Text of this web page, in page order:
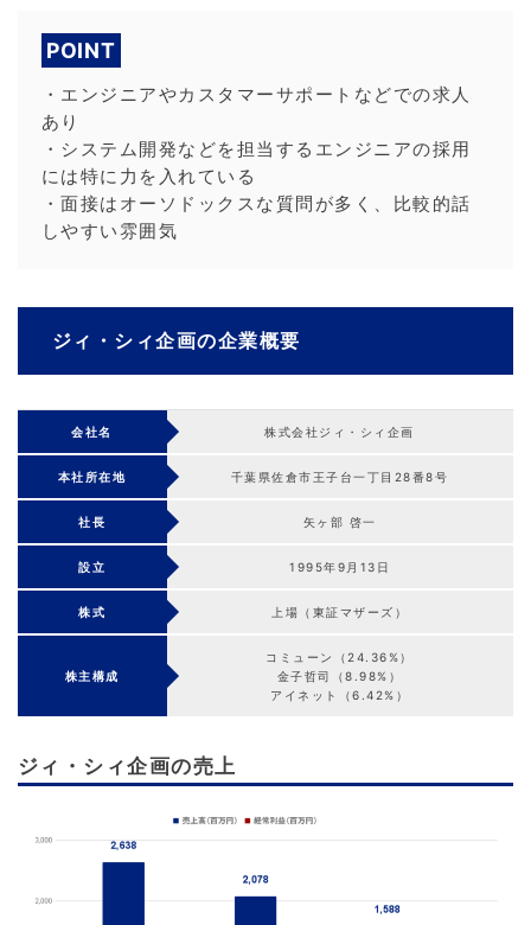
POINT
・エンジニアやカスタマーサポートなどでの求人
あり
・システム開発などを担当するエンジニアの採用
には特に力を入れている
・面接はオーソドックスな質問が多く、比較的話
しやすい雰囲気
ジィ・シィ企画の企業概要
会社名 株式会社ジィ・シィ企画
本社所在地 千葉県佐倉市王子台一丁目28番8号
社長 矢ヶ部 啓一
設立 1995年9月13日
株式 上場（東証マザーズ）
株主構成
コミューン（24.36%）
金子哲司（8.98%）
アイネット（6.42%）
ジィ・シィ企画の売上